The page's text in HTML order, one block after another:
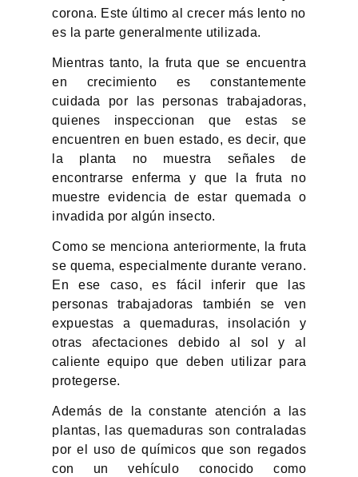
corona. Este último al crecer más lento no
es la parte generalmente utilizada.
Mientras tanto, la fruta que se encuentra
en crecimiento es constantemente
cuidada por las personas trabajadoras,
quienes inspeccionan que estas se
encuentren en buen estado, es decir, que
la planta no muestra señales de
encontrarse enferma y que la fruta no
muestre evidencia de estar quemada o
invadida por algún insecto.
Como se menciona anteriormente, la fruta
se quema, especialmente durante verano.
En ese caso, es fácil inferir que las
personas trabajadoras también se ven
expuestas a quemaduras, insolación y
otras afectaciones debido al sol y al
caliente equipo que deben utilizar para
protegerse.
Además de la constante atención a las
plantas, las quemaduras son contraladas
por el uso de químicos que son regados
con un vehículo conocido como